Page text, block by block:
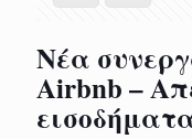
Νέα
Airbnb –